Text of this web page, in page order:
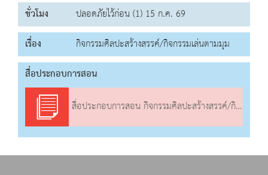
ชั่วโมง
ปลอดภัยไว้ก่อน (1) 15 ก.ค. 69
เรื่อง
กิจกรรมศิลปะสร้างสรรค์/กิจกรรมเล่นตามมุม
สื่อประกอบการสอน
สื่อประกอบการสอน กิจกรรมศิลปะสร้างสรรค์/กิจกรรมเล่นตามมุม